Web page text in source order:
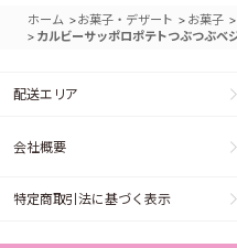
ホーム >お菓子・デザート > お菓子 >
> カルビーサッポロポテトつぶつぶベ
配送エリア
会社概要
特定商取引法に基づく表示